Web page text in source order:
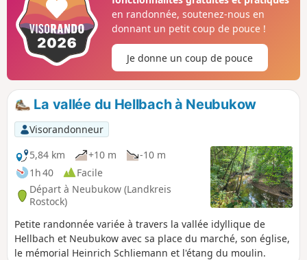
en randonnée, soutenez-nous en
donnant un petit coup de pouce !
Je donne un coup de pouce
La vallée du Hellbach à Neubukow
Visorandonneur
5,84 km
+10 m
-10 m
1h 40
Facile
Départ à Neubukow (Landkreis
Rostock)
Petite randonnée variée à travers la vallée idyllique de
Hellbach et Neubukow avec sa place du marché, son église,
le mémorial Heinrich Schliemann et l'étang du moulin.